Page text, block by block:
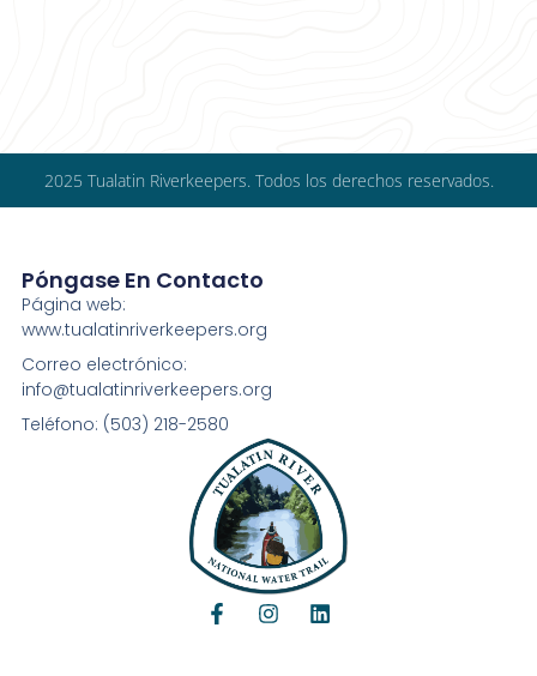
2025 Tualatin Riverkeepers. Todos los derechos reservados.
Póngase En Contacto
Página web:
www.tualatinriverkeepers.org
Correo electrónico:
info@tualatinriverkeepers.org
Teléfono: (503) 218-2580